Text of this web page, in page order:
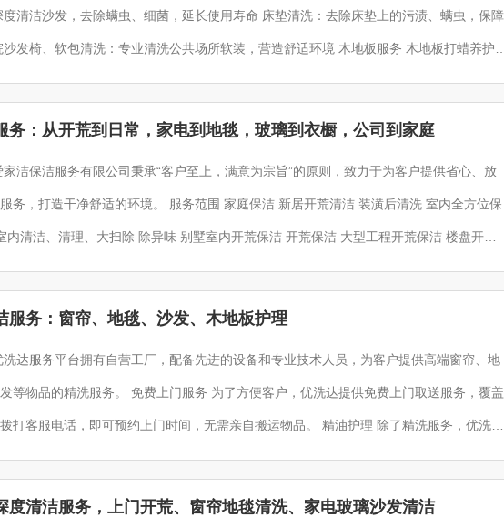
各种木地板，确保美观、耐用 木地板维修：修复木
务：从开荒到日常，家电到地毯，玻璃到衣橱，公司到家庭
家洁保洁服务有限公司秉承“客户至上，满意为宗旨”的原则，致力于为客户提供省心、放
干净舒适的环境。 服务范围 家庭保洁 新居开荒清洁 装潢后清洗 室内全方位保
清洁 厂房开荒保洁 店铺开荒保洁 酒店开荒保洁 公司开荒保洁 别墅开荒保洁 道路开荒保洁 新居开荒保洁
服务：窗帘、地毯、沙发、木地板护理
达服务平台拥有自营工厂，配备先进的设备和专业技术人员，为客户提供高端窗帘、地
等物品的精洗服务。 免费上门服务 为了方便客户，优洗达提供免费上门取送服务，覆盖
打客服电话，即可预约上门时间，无需亲自搬运物品。 精油护理 除了精洗服务，优洗达
木地板的精油护理服务。通过使用天然精油，可以有效滋养和保护家具和地板，延长其
度清洁服务，上门开荒、窗帘地毯清洗、家电玻璃沙发清洁